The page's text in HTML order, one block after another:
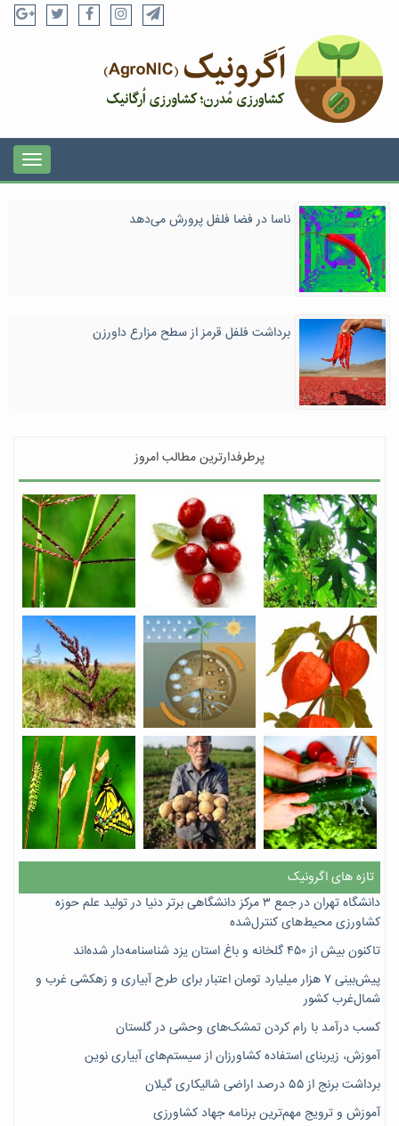
ناسا در فضا فلفل پرورش می‌دهد
برداشت فلفل قرمز از سطح مزارع داورزن
پرطرفدارترین مطالب امروز
تازه های اگرونیک
دانشگاه تهران در جمع ۳ مرکز دانشگاهی برتر دنیا در تولید علم حوزه
کشاورزی محیط‌های کنترل‌شده
تاکنون بیش از ۴۵۰ گلخانه و باغ استان یزد شناسنامه‌دار شده‌اند
پیش‌بینی ۷‌ هزار میلیارد تومان اعتبار برای طرح آبیاری و زهکشی غرب و
شمال‌غرب کشور
کسب درآمد با رام کردن تمشک‌های وحشی در گلستان
آموزش، زیربنای استفاده کشاورزان از سیستم‌های آبیاری نوین
برداشت برنج از ۵۵ درصد اراضی شالیکاری گیلان
آموزش و ترویج مهم‌ترین برنامه جهاد کشاورزی